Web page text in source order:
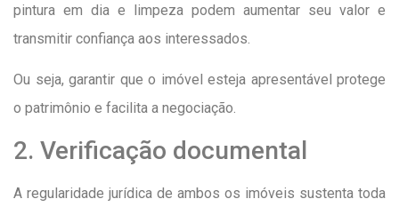
pintura em dia e limpeza podem aumentar seu valor e
transmitir confiança aos interessados.
Ou seja, garantir que o imóvel esteja apresentável protege
o patrimônio e facilita a negociação.
2. Verificação documental
A regularidade jurídica de ambos os imóveis sustenta toda